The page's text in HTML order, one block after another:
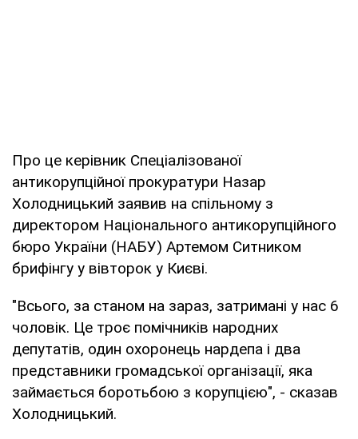
Про це керівник Спеціалізованої
антикорупційної прокуратури Назар
Холодницький заявив на спільному з
директором Національного антикорупційного
бюро України (НАБУ) Артемом Ситником
брифінгу у вівторок у Києві.
"Всього, за станом на зараз, затримані у нас 6
чоловік. Це троє помічників народних
депутатів, один охоронець нардепа і два
представники громадської організації, яка
займається боротьбою з корупцією", - сказав
Холодницький.